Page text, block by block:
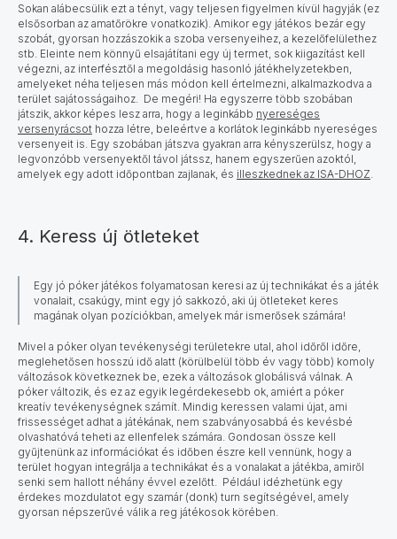
Sokan alábecsülik ezt a tényt, vagy teljesen figyelmen kívül hagyják (ez
elsősorban az amatőrökre vonatkozik). Amikor egy játékos bezár egy
szobát, gyorsan hozzászokik a szoba versenyeihez, a kezelőfelülethez
stb. Eleinte nem könnyű elsajátítani egy új termet, sok kiigazítást kell
végezni, az interfésztől a megoldásig hasonló játékhelyzetekben,
amelyeket néha teljesen más módon kell értelmezni, alkalmazkodva a
terület sajátosságaihoz. De megéri! Ha egyszerre több szobában
játszik, akkor képes lesz arra, hogy a leginkább nyereséges
versenyrácsot hozza létre, beleértve a korlátok leginkább nyereséges
versenyeit is. Egy szobában játszva gyakran arra kényszerülsz, hogy a
legvonzóbb versenyektől távol játssz, hanem egyszerűen azoktól,
amelyek egy adott időpontban zajlanak, és illeszkednek az ISA-DHOZ
4. Keress új ötleteket
Egy jó póker játékos folyamatosan keresi az új technikákat és a játék
vonalait, csakúgy, mint egy jó sakkozó, aki új ötleteket keres
magának olyan pozíciókban, amelyek már ismerősek számára!
Mivel a póker olyan tevékenységi területekre utal, ahol időről időre,
meglehetősen hosszú idő alatt (körülbelül több év vagy több) komoly
változások következnek be, ezek a változások globálisvá válnak. A
póker változik, és ez az egyik legérdekesebb ok, amiért a póker
kreatív tevékenységnek számít. Mindig keressen valami újat, ami
frissességet adhat a játékának, nem szabványosabbá és kevésbé
olvashatóvá teheti az ellenfelek számára. Gondosan össze kell
gyűjtenünk az információkat és időben észre kell vennünk, hogy a
terület hogyan integrálja a technikákat és a vonalakat a játékba, amiről
senki sem hallott néhány évvel ezelőtt. Például idézhetünk egy
érdekes mozdulatot egy szamár (donk) turn segítségével, amely
gyorsan népszerűvé válik a reg játékosok körében.